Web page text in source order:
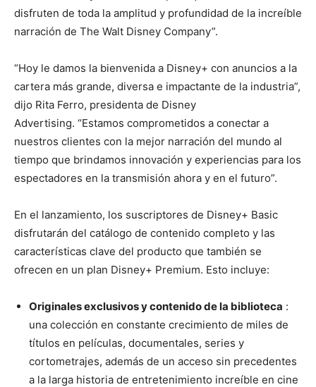
disfruten de toda la amplitud y profundidad de la increíble
narración de The Walt Disney Company”.
“Hoy le damos la bienvenida a Disney+ con anuncios a la
cartera más grande, diversa e impactante de la industria”,
dijo Rita Ferro, presidenta de Disney
Advertising. “Estamos comprometidos a conectar a
nuestros clientes con la mejor narración del mundo al
tiempo que brindamos innovación y experiencias para los
espectadores en la transmisión ahora y en el futuro”.
En el lanzamiento, los suscriptores de Disney+ Basic
disfrutarán del catálogo de contenido completo y las
características clave del producto que también se
ofrecen en un plan Disney+ Premium. Esto incluye:
Originales exclusivos y contenido de la biblioteca :
una colección en constante crecimiento de miles de
títulos en películas, documentales, series y
cortometrajes, además de un acceso sin precedentes
a la larga historia de entretenimiento increíble en cine